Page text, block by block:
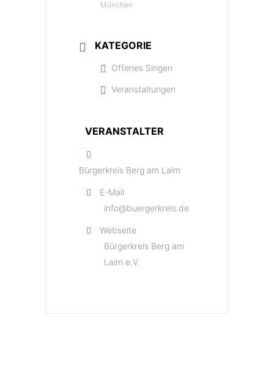
München
KATEGORIE
Offenes Singen
Veranstaltungen
VERANSTALTER
Bürgerkreis Berg am Laim
E-Mail
info@buergerkreis.de
Webseite
Bürgerkreis Berg am
Laim e.V.